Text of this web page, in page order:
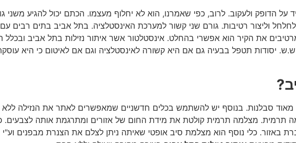
הדופק ולעקוב. לרוב, כפי שאמרנו, הוא לא יחלוף מעצמו. הכתם יכול להגיע משני
וליצור רטיבות. גורם שני קשור למערכת האינסטלציה. בתל אביב בתים רבים
את הקיר הוא אפשרי בהחלט. אינסטלטור אשר איתור נזילות בתל אביב ובכלל
יסודות תטפל בבעיה גם אם היא קשורה לאינסטלציה וגם אם לאיטום כי היא
מאוד סבלנות. בנוסף יש להשתמש בכלים חדשניים שמאפשרים לאתר את הנזילה
תרמית. מצלמה תרמית קולטת את מידת החום של אזורים ומתרגמת אותה לצבעים.
באזור. כלי נוסף הוא מצלמת סיב אופטי שאיתה ניתן לצלם את הצנרת מבפנים